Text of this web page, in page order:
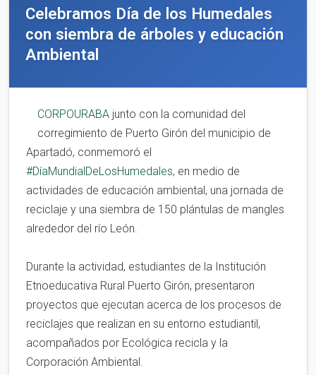
Celebramos Día de los Humedales
con siembra de árboles y educación
Ambiental
CORPOURABA junto con la comunidad del
corregimiento de Puerto Girón del municipio de
Apartadó, conmemoró el
#DíaMundialDeLosHumedales, en medio de
actividades de educación ambiental, una jornada de
reciclaje y una siembra de 150 plántulas de mangles
alrededor del río León.
Durante la actividad, estudiantes de la Institución
Etnoeducativa Rural Puerto Girón, presentaron
proyectos que ejecutan acerca de los procesos de
reciclajes que realizan en su entorno estudiantil,
acompañados por Ecológica recicla y la
Corporación Ambiental.